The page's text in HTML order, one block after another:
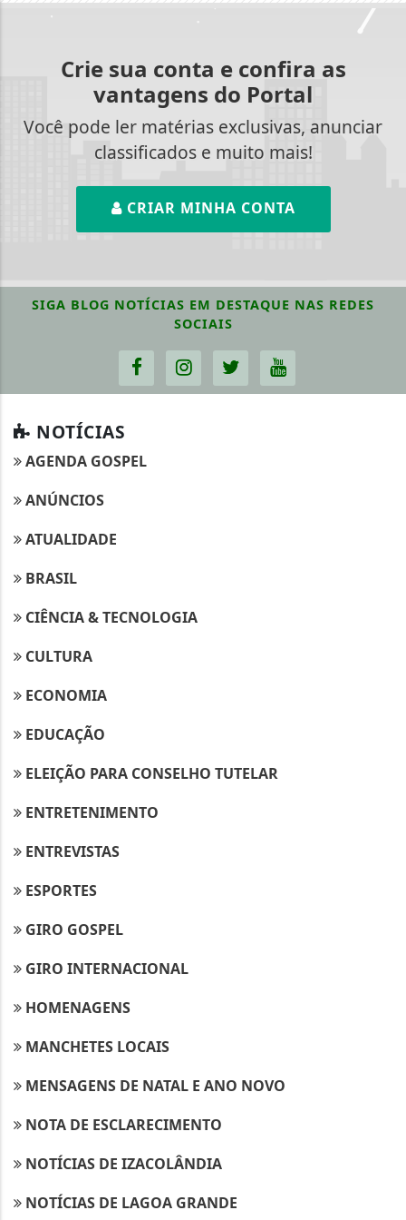
Crie sua conta e confira as
vantagens do Portal
Você pode ler matérias exclusivas, anunciar
classificados e muito mais!
CRIAR MINHA CONTA
SIGA BLOG NOTÍCIAS EM DESTAQUE NAS REDES
SOCIAIS
NOTÍCIAS
AGENDA GOSPEL
ANÚNCIOS
ATUALIDADE
BRASIL
CIÊNCIA & TECNOLOGIA
CULTURA
ECONOMIA
EDUCAÇÃO
ELEIÇÃO PARA CONSELHO TUTELAR
ENTRETENIMENTO
ENTREVISTAS
ESPORTES
GIRO GOSPEL
GIRO INTERNACIONAL
HOMENAGENS
MANCHETES LOCAIS
MENSAGENS DE NATAL E ANO NOVO
NOTA DE ESCLARECIMENTO
NOTÍCIAS DE IZACOLÂNDIA
NOTÍCIAS DE LAGOA GRANDE